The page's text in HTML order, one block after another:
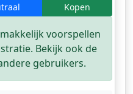
Kopen
voorspellen
Bekijk ook de
gebruikers.